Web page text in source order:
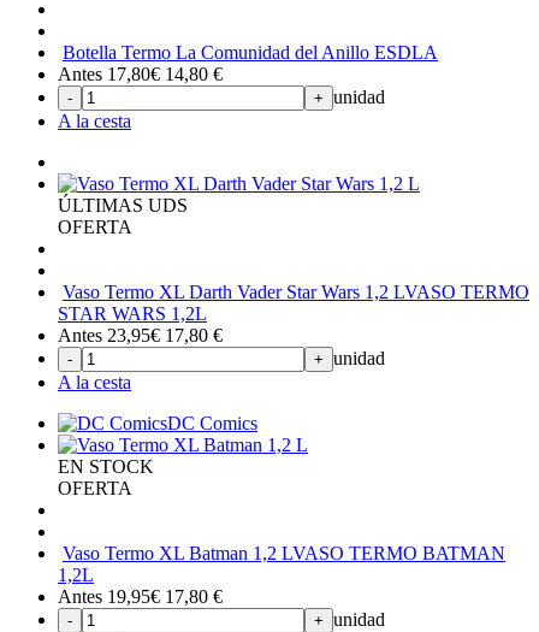
Botella Termo La Comunidad del Anillo ESDLA
Antes 17,80€ 14,80 €
- + unidad
A la cesta
ÚLTIMAS UDS
OFERTA
Vaso Termo XL Darth Vader Star Wars 1,2 LVASO TERMO
STAR WARS 1,2L
Antes 23,95€ 17,80 €
- + unidad
A la cesta
DC Comics
EN STOCK
OFERTA
Vaso Termo XL Batman 1,2 LVASO TERMO BATMAN
1,2L
Antes 19,95€ 17,80 €
- + unidad